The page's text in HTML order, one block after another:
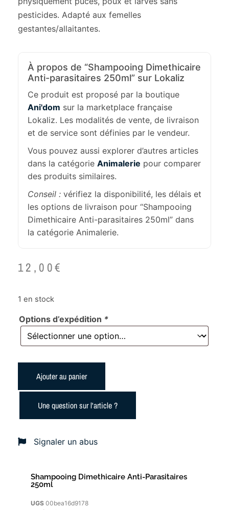
pesticides. Adapté aux femelles
gestantes/allaitantes.
À propos de “Shampooing Dimethicaire
Anti-parasitaires 250ml” sur Lokaliz
Ce produit est proposé par la boutique
Ani'dom sur la marketplace française
Lokaliz. Les modalités de vente, de livraison
et de service sont définies par le vendeur.
Vous pouvez aussi explorer d’autres articles
dans la catégorie Animalerie pour comparer
des produits similaires.
Conseil : vérifiez la disponibilité, les délais et
les options de livraison pour “Shampooing
Dimethicaire Anti-parasitaires 250ml” dans
la catégorie Animalerie.
12,00€
1 en stock
Options d’expédition *
Ajouter au panier
Une question sur l'article ?
Signaler un abus
Shampooing Dimethicaire Anti-Parasitaires
250ml
UGS 00bea16d9178